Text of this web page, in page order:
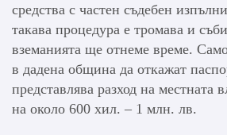
средства с частен съдебен
такава процедура е тромава и
вземанията ще отнеме време.
в дадена община да откажат
представлява разход на местната
на около 600 хил. – 1 млн. лв.